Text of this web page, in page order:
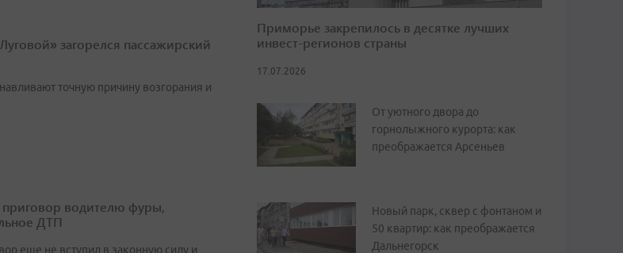
загорелся пассажирский
точную причину возгорания и
водителю фуры,
ДТП
еще не вступил в законную силу и
Приморье закрепилось в десятке лучших
инвест-регионов страны
17.07.2026
От уютного двора до
горнолыжного курорта: как
преображается Арсеньев
Новый парк, сквер с фонтаном и
50 квартир: как преображается
Дальнегорск